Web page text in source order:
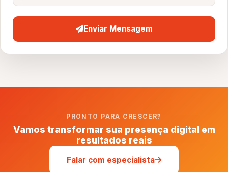
Enviar Mensagem
PRONTO PARA CRESCER?
Vamos transformar sua presença digital em
resultados reais
Falar com especialista